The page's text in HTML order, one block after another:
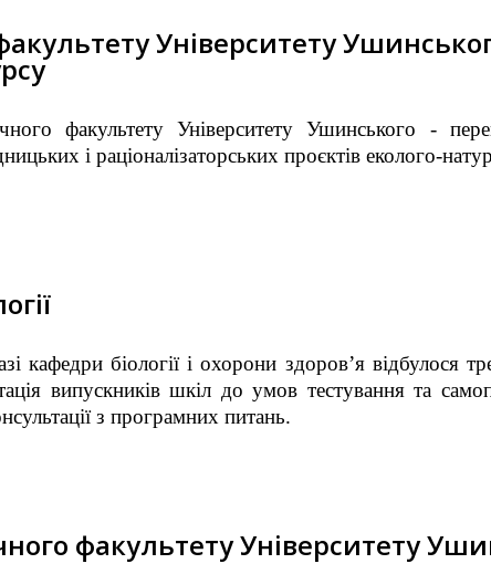
Університету
факультету Університету Ушинського -
і раціоналізаторських проєктів еколого-
кафедри біології і охорони здоров’я відбулося
випускників шкіл до умов тестування та
з програмних питань.
факультету Університету